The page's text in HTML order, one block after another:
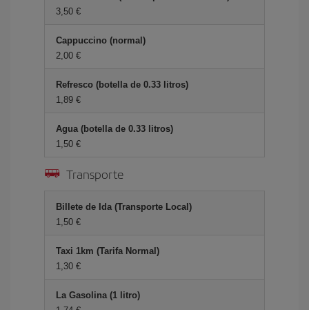
3,50 €
Cappuccino (normal)
2,00 €
Refresco (botella de 0.33 litros)
1,89 €
Agua (botella de 0.33 litros)
1,50 €
Transporte
Billete de Ida (Transporte Local)
1,50 €
Taxi 1km (Tarifa Normal)
1,30 €
La Gasolina (1 litro)